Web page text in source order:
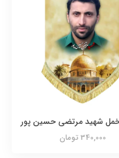
شهید مرتضی حسین پور
340,000 تومان